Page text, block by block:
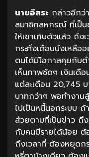
นายอิสระ กล่าวอีกว่
สมาชิกสหกรณ์ ที่เป็
ให้เขาเกินตัวแล้ว ถึง
กระทั่งเดือนนึงเหลือ
ตนได้มีโอกาสคุยกับต
เห็นภาพชัดๆ เงินเ
แต่ละเดือน 20,745
บาทกว่าๆ พอทำงาน
ไปเป็นหนี้นอกระบบ ถ้
ส่วยตามที่เป็นข่าว ถึ
กับคนมีรายได้น้อย ต้
ถึงเวลาที่ ต้องหยุดก